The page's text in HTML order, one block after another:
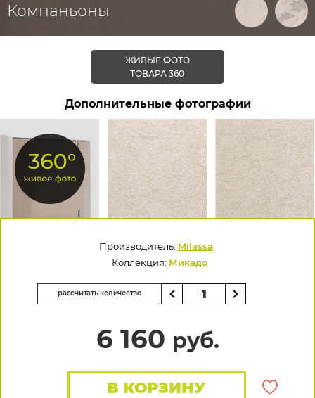
Компаньоны
ЖИВЫЕ ФОТО
ТОВАРА 360
Дополнительные фотографии
Производитель: Milassa
Коллекция: Микадо
рассчитать количество
6 160 руб.
В КОРЗИНУ